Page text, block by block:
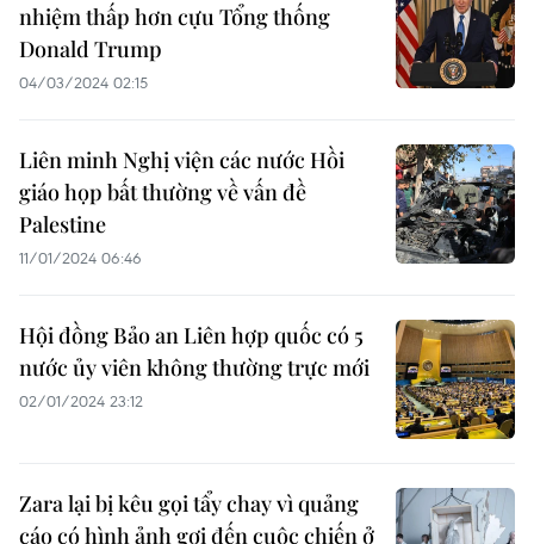
nhiệm thấp hơn cựu Tổng thống
Donald Trump
04/03/2024 02:15
Liên minh Nghị viện các nước Hồi
giáo họp bất thường về vấn đề
Palestine
11/01/2024 06:46
Hội đồng Bảo an Liên hợp quốc có 5
nước ủy viên không thường trực mới
02/01/2024 23:12
Zara lại bị kêu gọi tẩy chay vì quảng
cáo có hình ảnh gợi đến cuộc chiến ở